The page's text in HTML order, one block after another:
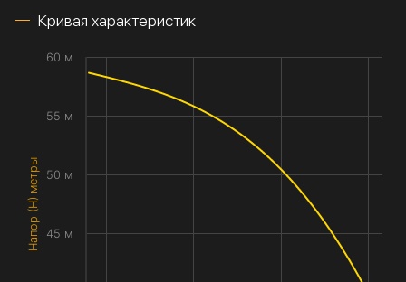
Кривая характеристик
Напор (H) метры 45 м
50 м
55 м
60 м